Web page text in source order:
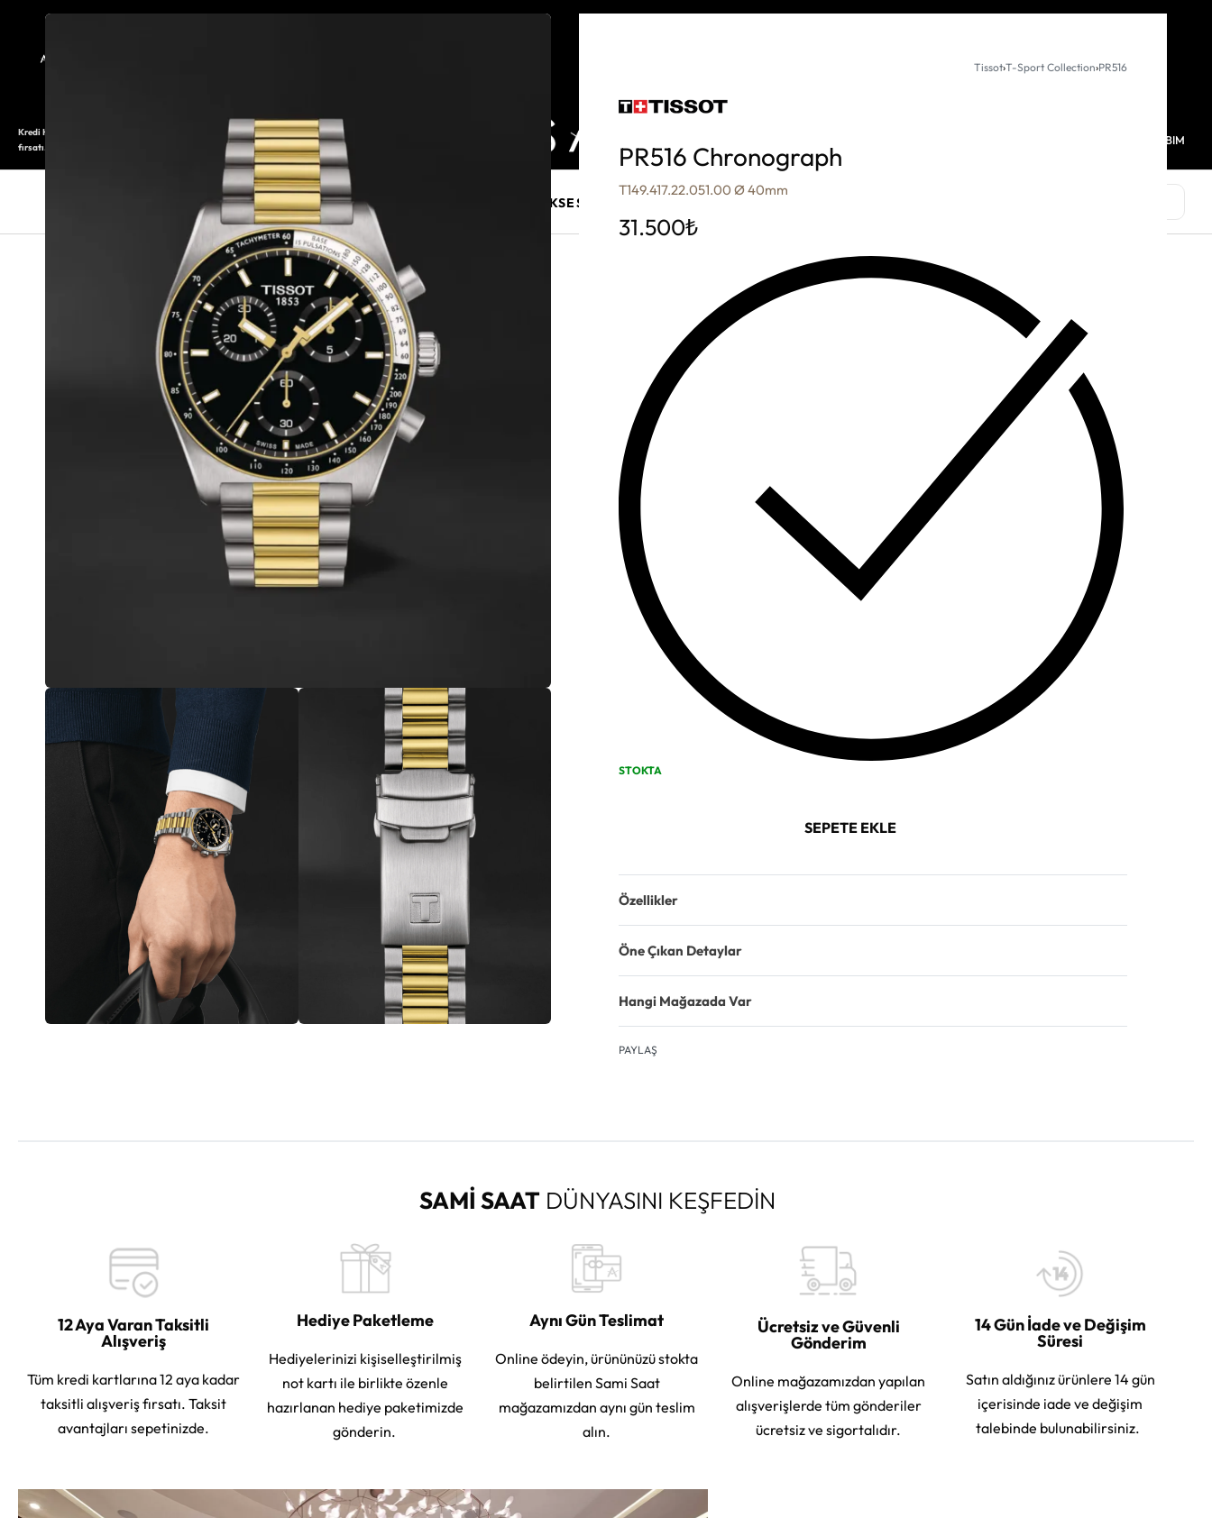
Kredi Kartı ile 12 aya varan taksitli alışveriş imkanı. Üstelik ilk 6 taksite %0 komisyon
fırsatı.
HESABIM
SAAT AKSESUARLARITAKI VE MÜCEVHER PURO AKSESUARLARI
Tissot›T-Sport Collection›PR516
PR516 Chronograph
T149.417.22.051.00 Ø 40mm
31.500₺
STOKTA
SEPETE EKLE
Özellikler
Öne Çıkan Detaylar
Hangi Mağazada Var
PAYLAŞ
SAMİ SAATDÜNYASINI KEŞFEDİN
12 Aya Varan Taksitli
Alışveriş
Tüm kredi kartlarına 12 aya kadar
taksitli alışveriş fırsatı. Taksit
avantajları sepetinizde.
Hediye Paketleme
Hediyelerinizi kişiselleştirilmiş
not kartı ile birlikte özenle
hazırlanan hediye paketimizde
gönderin.
Aynı Gün Teslimat
Online ödeyin, ürününüzü stokta
belirtilen Sami Saat
mağazamızdan aynı gün teslim
alın.
Ücretsiz ve Güvenli
Gönderim
Online mağazamızdan yapılan
alışverişlerde tüm gönderiler
ücretsiz ve sigortalıdır.
14 Gün İade ve Değişim
Süresi
Satın aldığınız ürünlere 14 gün
içerisinde iade ve değişim
talebinde bulunabilirsiniz.